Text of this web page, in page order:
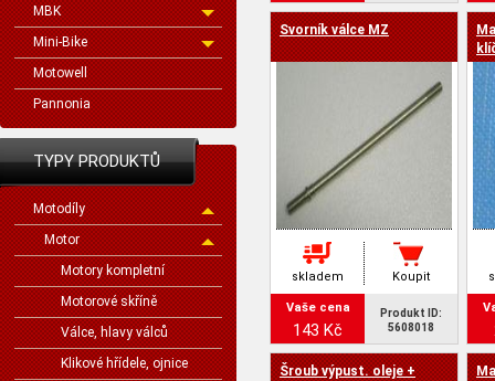
MBK
Mini-Bike
Motowell
Pannonia
TYPY PRODUKTŮ
Motodíly
Motor
Motory kompletní
Motorové skříně
Válce, hlavy válců
Klikové hřídele, ojnice
Svorník válce MZ
skladem Koupit
Vaše cena
143 Kč
Produkt ID:
5608018
Šroub výpust. oleje +